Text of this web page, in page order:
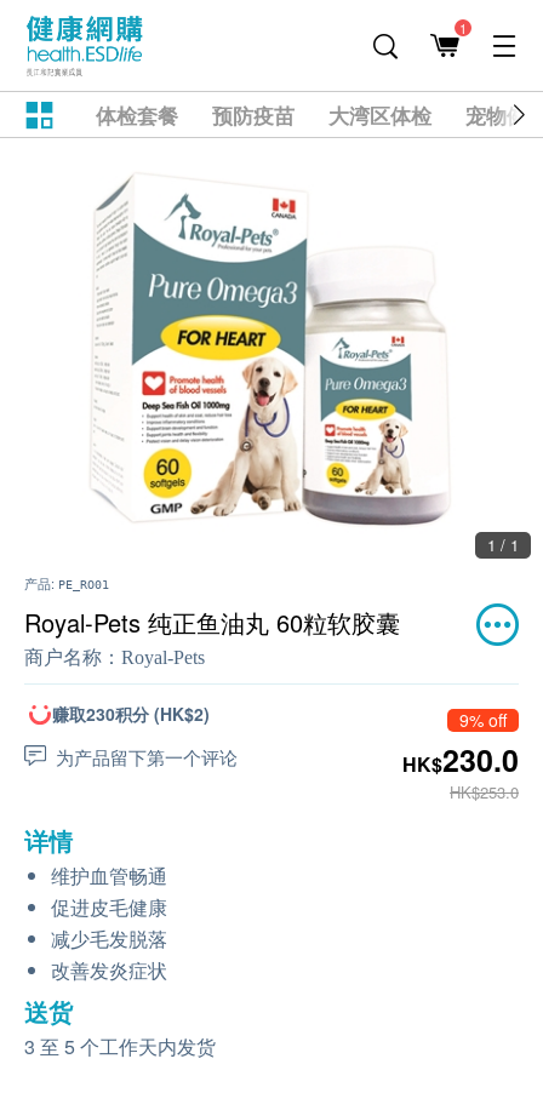
1
体检套餐 预防疫苗 大湾区体检 宠物健
1 / 1
产品: PE_RO01
Royal-Pets 纯正鱼油丸 60粒软胶囊
商户名称： Royal-Pets
赚取230积分 (HK$2)
为产品留下第一个评论
9% off
HK$230.0
HK$253.0
详情
维护血管畅通
促进皮毛健康
减少毛发脱落
改善发炎症状
送货
3 至 5 个工作天内发货